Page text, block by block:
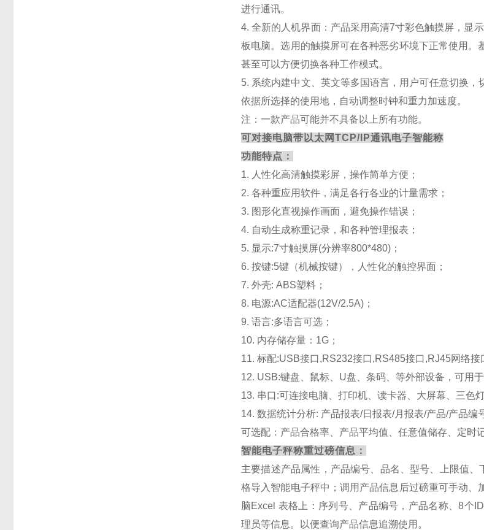
进行通讯。
4. 全新的人机界面：产品采用高清7寸彩色触摸屏，显
板电脑。选用的触摸屏可在各种恶劣环境下正常使用。
甚至可以方便切换各种工作模式。
5. 系统内建中文、英文等多国语言，用户可任意切换
依据所选择的使用地，自动调整时钟和重力加速度。
注：一款产品可能并不具备以上所有功能。
可对接电脑带以太网TCP/IP通讯电子智能称
功能特点：
1. 人性化高清触摸彩屏，操作简单方便；
2. 各种重应用软件，满足各行各业的计量需求；
3. 图形化直视操作画面，避免操作错误；
4. 自动生成称重记录，和各种管理报表；
5. 显示:7寸触摸屏(分辨率800*480)；
6. 按键:5键（机械按键），人性化的触控界面；
7. 外壳: ABS塑料；
8. 电源:AC适配器(12V/2.5A)；
9. 语言:多语言可选；
10. 内存储存量：1G；
11. 标配:USB接口,RS232接口,RS485接口,RJ45网络接
12. USB:键盘、鼠标、U盘、条码、等外部设备，可用于
13. 串口:可连接电脑、打印机、读卡器、大屏幕、三色
14. 数据统计分析: 产品报表/日报表/月报表/产品/产品编
可选配：产品合格率、产品平均值、任意值储存、定时
智能电子秤称重过磅信息：
主要描述产品属性，产品编号、品名、型号、上限值
格导入智能电子秤中；调用产品信息后过磅重可手动
脑Excel 表格上：序列号、产品编号，产品名称、8个
理员等信息。以便查询产品信息追溯使用。